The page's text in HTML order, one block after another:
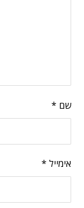
שם *
אימייל *